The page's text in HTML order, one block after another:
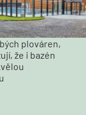
plováren,
že i bazén